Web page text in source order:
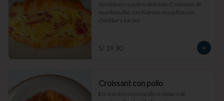
Servido en nuestro delicioso Croissant de
mantequilla, con huevos revueltos con
cheddar y tocino
S/ 19.90
Croissant con pollo
En nuestro reconocido croissant de